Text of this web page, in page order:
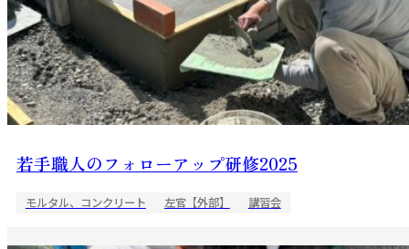
若手職人のフォローアップ研修2025
モルタル、コンクリート 左官【外部】 講習会